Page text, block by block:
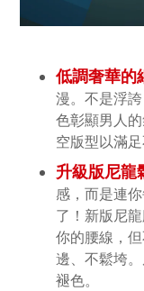
低調奢華的
漫。不是浮
色彰顯男人
空版型以滿
升級版尼龍
感，而是連
了！新版尼
你的腰線，
邊、不鬆垮
褪色。